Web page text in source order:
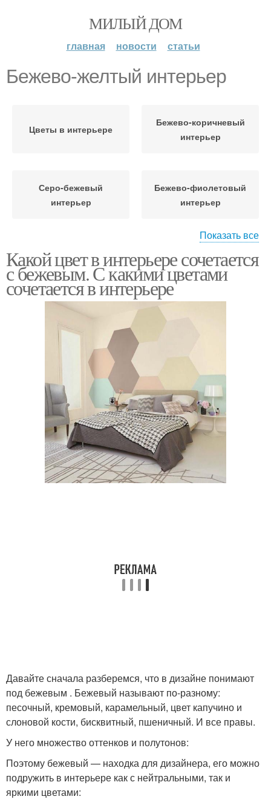
МИЛЫЙ ДОМ
главная новости статьи
Бежево-желтый интерьер
Цветы в интерьере
Бежево-коричневый
интерьер
Серо-бежевый
интерьер
Бежево-фиолетовый
интерьер
Бежево-розовый
интерьер
Бежевый интерьер
акцентами
Цвет в интерьере Цвета в интерьере
Цветы в современных
интерьерах
Коричневый интерьер
Показать все
Какой цвет в интерьере сочетается
с бежевым. С какими цветами
сочетается в интерьере
Давайте сначала разберемся, что в дизайне понимают
под бежевым . Бежевый называют по-разному:
песочный, кремовый, карамельный, цвет капучино и
слоновой кости, бисквитный, пшеничный. И все правы.
У него множество оттенков и полутонов:
Поэтому бежевый — находка для дизайнера, его можно
подружить в интерьере как с нейтральными, так и
яркими цветами: